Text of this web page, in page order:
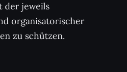
der jeweils
organisatorischer
zu schützen.